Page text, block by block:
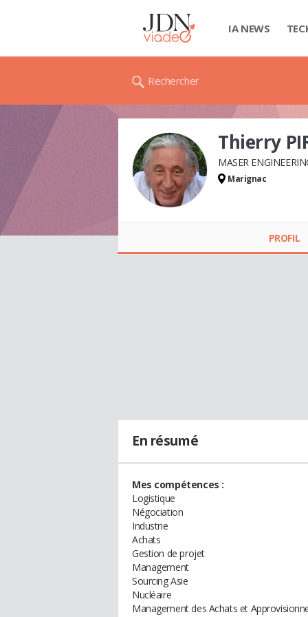
IA NEWS
Rechercher
Thierry PIRON
Thierry
MASER
Marignac
PROFIL
En résumé
Mes compétences :
Logistique
Négociation
Industrie
Achats
Gestion de projet
Management
Sourcing Asie
Nucléaire
Management des Achats et